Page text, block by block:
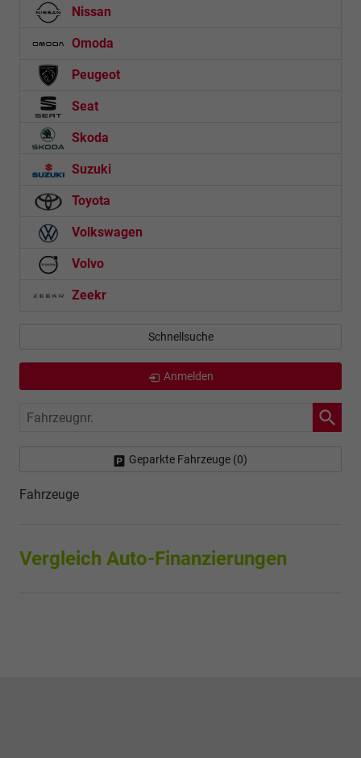
Nissan
Omoda
Peugeot
Seat
Skoda
Suzuki
Toyota
Volkswagen
Volvo
Zeekr
Schnellsuche
Anmelden
Fahrzeugnr.
Geparkte Fahrzeuge (0)
Fahrzeuge
Vergleich Auto-Finanzierungen